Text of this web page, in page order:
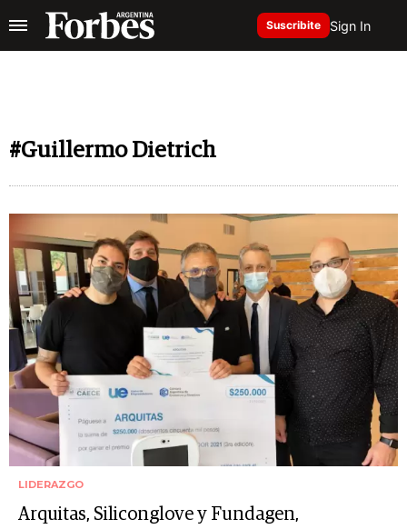
Suscribite Sign In
#Guillermo Dietrich
LIDERAZGO
Arquitas, Siliconglove y Fundagen,